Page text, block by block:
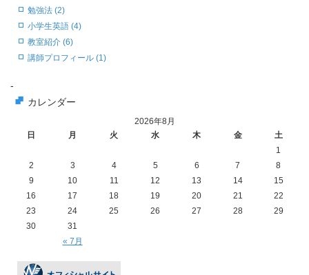
勉強法 (2)
小学生英語 (4)
教室紹介 (6)
講師プロフィール (1)
-
カレンダー
2026年8月
日
月 火 水 木 金 土
« 7月
1
2
3 4 5 6 7
8
9
10 11 12 13 14
15
16
17 18 19 20 21
22
23
24 25 26 27 28
29
30
31